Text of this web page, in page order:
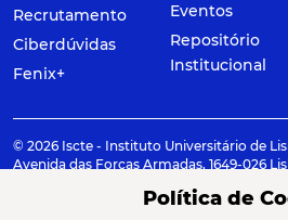
Recrutamento
Ciberdúvidas
Fenix+
Eventos
Repositório
Institucional
© 2026 Iscte - Instituto Universitário de
Avenida das Forças Armadas, 1649-026
Política de